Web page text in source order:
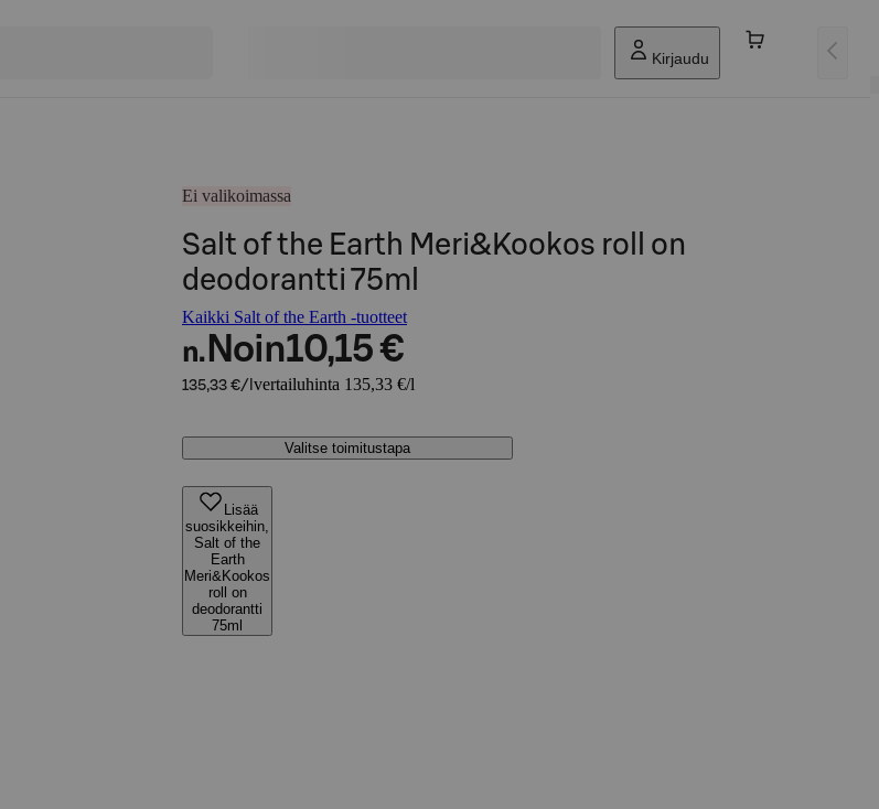
Kirjaudu
Ei valikoimassa
Salt of the Earth Meri&Kookos roll on
deodorantti 75ml
Kaikki Salt of the Earth -tuotteet
n. Noin10,15 €
135,33 €/l vertailuhinta 135,33 €/l
Valitse toimitustapa
Lisää
suosikkeihin,
Salt of the
Earth
Meri&Kookos
roll on
deodorantti
75ml